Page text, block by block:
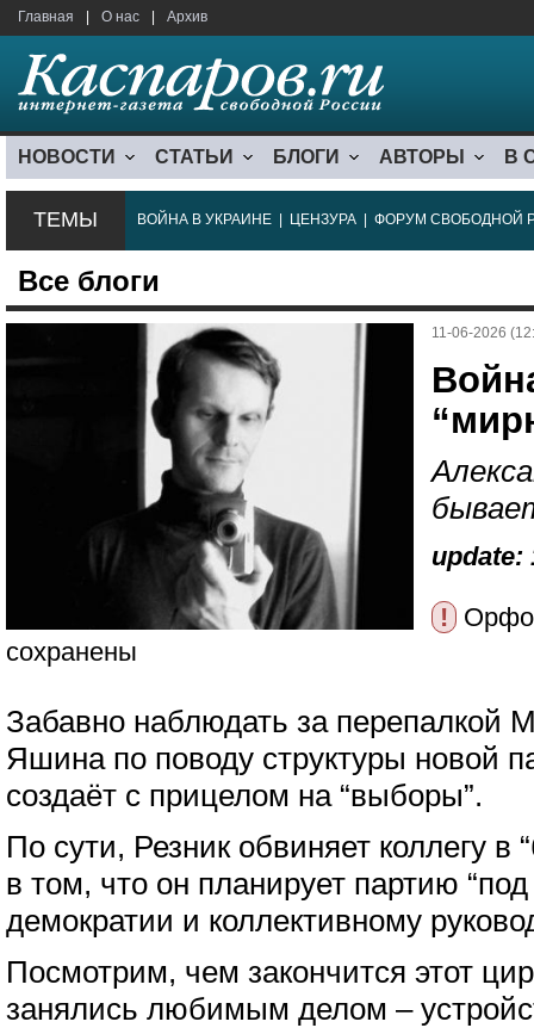
Главная О нас Архив
НОВОСТИ СТАТЬИ БЛОГИ АВТОРЫ В
ТЕМЫ ВОЙНА В УКРАИНЕ ЦЕНЗУРА ФОРУМ СВОБОДНОЙ
Все блоги
11-06-2026
update:
!
сохранены
Забавно наблюдать за перепалкой
Яшина по поводу структуры новой
создаёт с прицелом на “выборы”.
По сути, Резник обвиняет коллегу в
в том, что он планирует партию
демократии и коллективному
Посмотрим, чем закончится этот
занялись любимым делом –